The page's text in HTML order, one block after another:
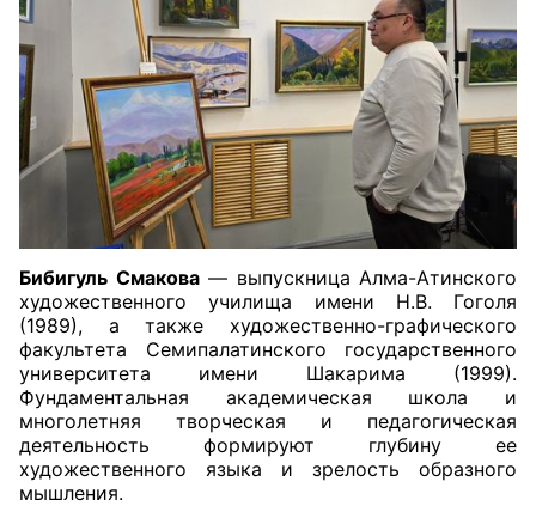
Бибигуль Смакова— выпускница Алма-Атинского
художественного училища имени Н.В. Гоголя
(1989), а также художественно-графического
факультета Семипалатинского государственного
университета имени Шакарима (1999).
Фундаментальная академическая школа и
многолетняя творческая и педагогическая
деятельность формируют глубину ее
художественного языка и зрелость образного
мышления.